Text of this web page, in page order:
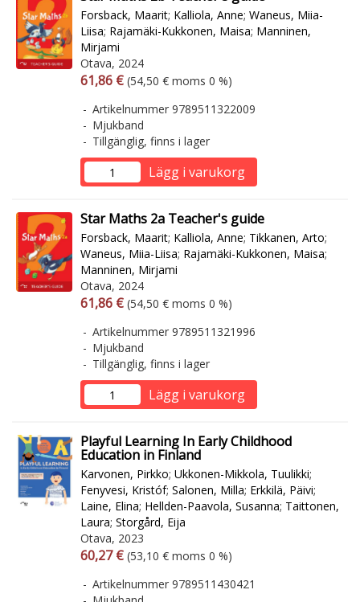
Forsback, Maarit; Kalliola, Anne; Waneus, Miia-
Liisa; Rajamäki-Kukkonen, Maisa; Manninen,
Mirjami
Otava, 2024
Arvonlisäverollinen hinta
61,86 € Arvonlisäveroton hinta
(54,50 € moms 0 %)
Artikelnummer 9789511322009
Mjukband
Tillgänglig, finns i lager
Lägg i varukorg
Star Maths 2a Teacher's guide
Forsback, Maarit; Kalliola, Anne; Tikkanen, Arto;
Waneus, Miia-Liisa; Rajamäki-Kukkonen, Maisa;
Manninen, Mirjami
Otava, 2024
Arvonlisäverollinen hinta
61,86 € Arvonlisäveroton hinta
(54,50 € moms 0 %)
Artikelnummer 9789511321996
Mjukband
Tillgänglig, finns i lager
Lägg i varukorg
Playful Learning In Early Childhood
Education in Finland
Karvonen, Pirkko; Ukkonen-Mikkola, Tuulikki;
Fenyvesi, Kristóf; Salonen, Milla; Erkkilä, Päivi;
Laine, Elina; Hellden-Paavola, Susanna; Taittonen,
Laura; Storgård, Eija
Otava, 2023
Arvonlisäverollinen hinta
60,27 € Arvonlisäveroton hinta
(53,10 € moms 0 %)
Artikelnummer 9789511430421